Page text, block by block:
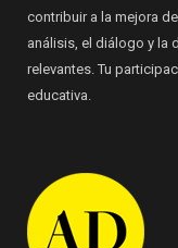
contribuir a la mejora
análisis, el diálogo y la
relevantes. Tu
educativa.